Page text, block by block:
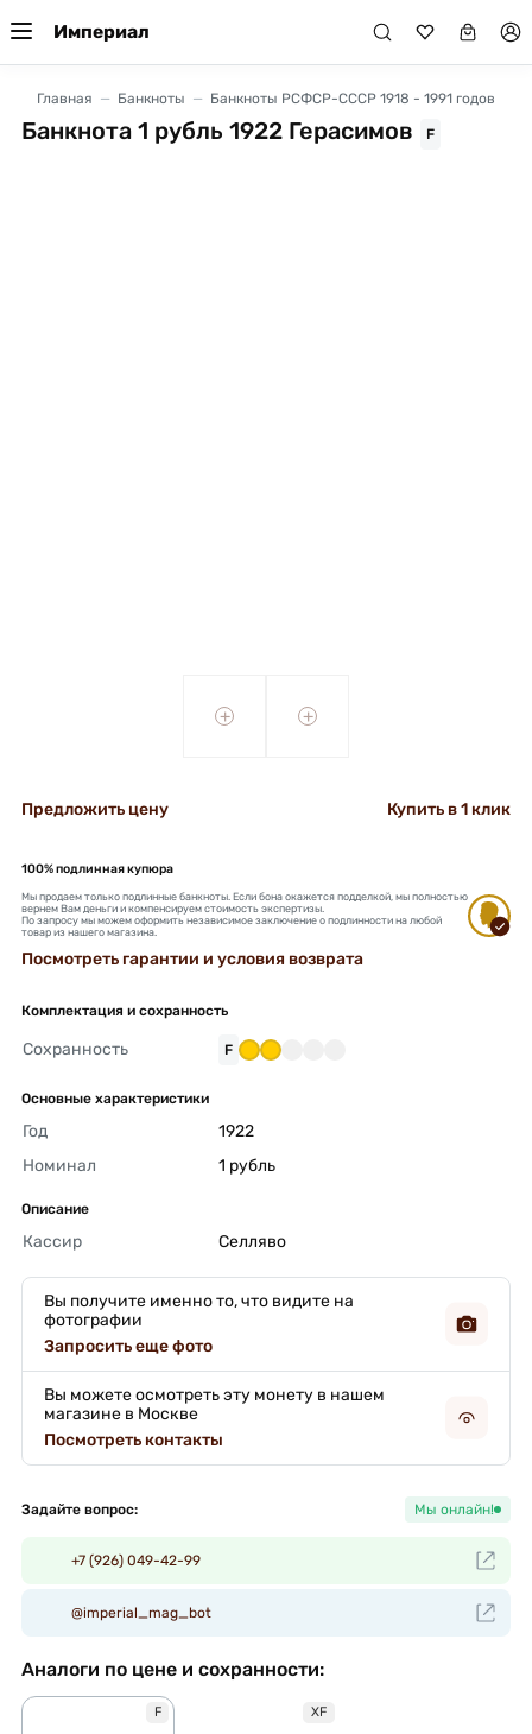
Империал
Главная Банкноты Банкноты РСФСР-СССР 1918 - 1991 годов
Банкнота 1 рубль 1922 Герасимов F
+ +
Предложить цену Купить в 1 клик
100% подлинная купюра
Мы продаем только подлинные банкноты. Если бона окажется подделкой, мы полностью
вернем Вам деньги и компенсируем стоимость экспертизы.
По запросу мы можем оформить независимое заключение о подлинности на любой
товар из нашего магазина.
Посмотреть гарантии и условия возврата
Комплектация и сохранность
Сохранность F
Основные характеристики
Год
1922
Номинал
1 рубль
Описание
Кассир Селляво
Вы получите именно то, что видите на
фотографии
Запросить еще фото
Вы можете осмотреть эту монету в нашем
магазине в Москве
Посмотреть контакты
Задайте вопрос: Мы онлайн!
+7 (926) 049-42-99
@imperial_mag_bot
Аналоги по цене и сохранности:
F XF